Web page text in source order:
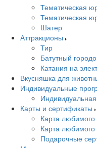
Тематическая
Тематическая
Шатер
Аттракционы
Тир
Батутный
Катания на
Вкусняшка для
Индивидуальные
Карты и сертификаты
Карта любимого
Карта любимого
Подарочные